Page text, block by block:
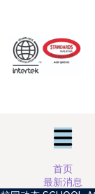
首页
最新消息